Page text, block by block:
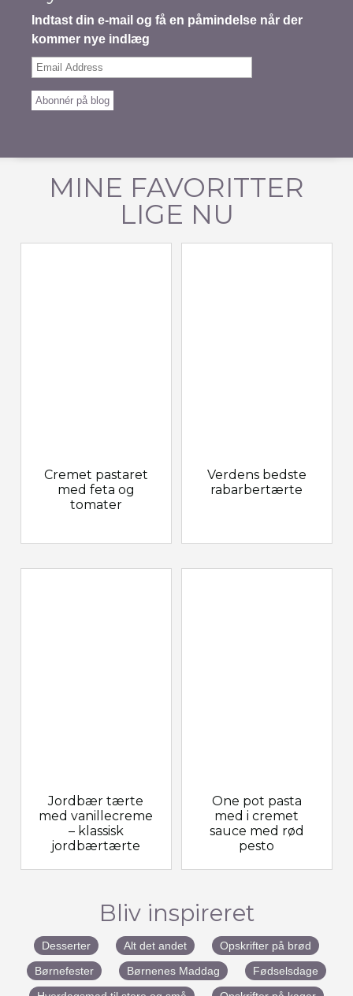
Indtast din e-mail og få en påmindelse når der
kommer nye indlæg
Email
Abonnér på blog
MINE FAVORITTER
LIGE NU
Cremet pastaret
med feta og
tomater
Jordbær tærte
med vanillecreme
– klassisk
jordbærtærte
Verdens bedste
rabarbertærte
One pot pasta
med i cremet
sauce med rød
pesto
Bliv inspireret
Desserter Alt det andet
Opskrifter på brød
Børnefester
Børnenes Maddag
Fødselsdage